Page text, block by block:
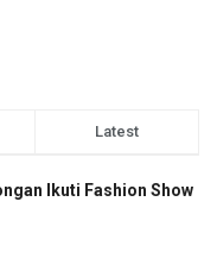
Latest
Ikuti Fashion Show